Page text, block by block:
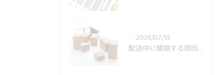
2026/07/15
配送中に破損する原因とは